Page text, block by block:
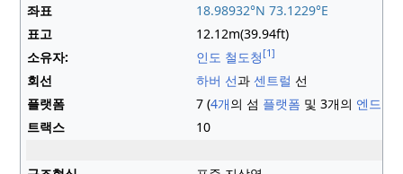
좌표
18.98932°N 73.1229°E
표고
12.12m(39.94ft)
소유자:
인도 철도청 [1]
회선 하버 선과센트럴 선
플랫폼
7 (4개의 섬 플랫폼 및 3개의 엔드 플
트랙스
10